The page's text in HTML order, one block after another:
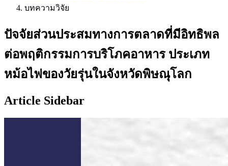
บทความวิจัย
ปัจจัยส่วนประสมทางการตลาดที่มีอิทธิพล
ต่อพฤติกรรมการบริโภคอาหาร ประเภท
หม้อไฟของวัยรุ่นในจังหวัดพิษณุโลก
Article Sidebar